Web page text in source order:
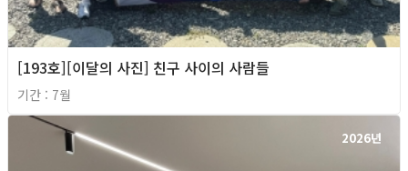
[193호][이달의 사진] 친구 사이의 사람들
기간 : 7월
2026년